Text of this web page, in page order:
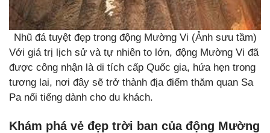
Nhũ đá tuyệt đẹp trong động Mường Vi (Ảnh sưu tầm)
Với giá trị lịch sử và tự nhiên to lớn, động Mường Vi đã
được công nhận là di tích cấp Quốc gia, hứa hẹn trong
tương lai, nơi đây sẽ trở thành địa điểm thăm quan Sa
Pa nổi tiếng dành cho du khách.
Khám phá vẻ đẹp trời ban của động Mường